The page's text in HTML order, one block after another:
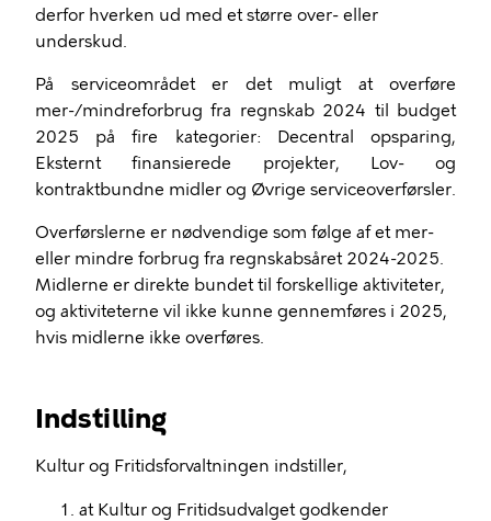
derfor hverken ud med et større over- eller
underskud.
På serviceområdet er det muligt at overføre
mer-/mindreforbrug fra regnskab 2024 til budget
2025 på fire kategorier: Decentral opsparing,
Eksternt finansierede projekter, Lov- og
kontraktbundne midler og Øvrige serviceoverførsler.
Overførslerne er nødvendige som følge af et mer-
eller mindre forbrug fra regnskabsåret 2024-2025.
Midlerne er direkte bundet til forskellige aktiviteter,
og aktiviteterne vil ikke kunne gennemføres i 2025,
hvis midlerne ikke overføres.
Indstilling
Kultur og Fritidsforvaltningen indstiller,
at Kultur og Fritidsudvalget godkender